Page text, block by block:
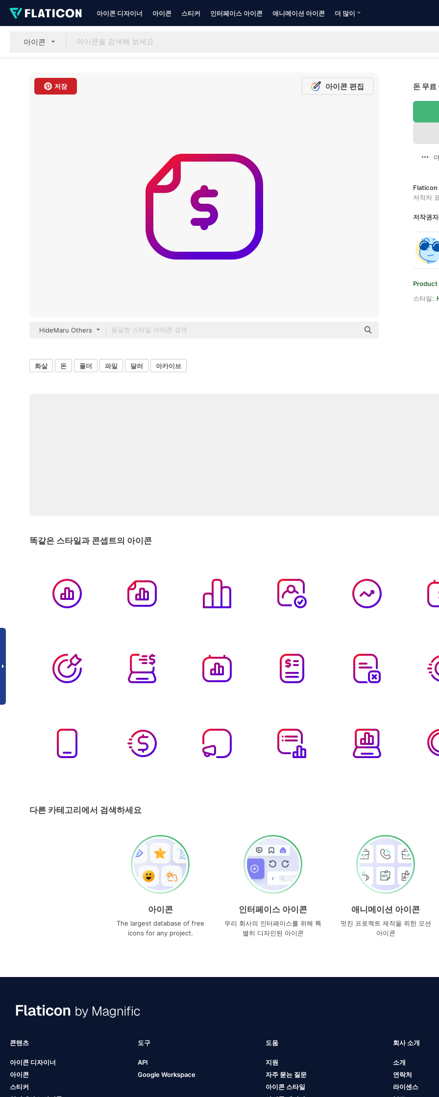
아이콘 디자이너 아이콘 스티커 인터페이스 아이콘 애니메이션 아이콘 더 많이
아이콘
저장 아이콘 편집
HideMaru Others
돈 무료
Flaticon
저작자
저작권
Product
스타일:
화살 돈 폴더 파일 달러 아카이브
똑같은 스타일과 콘셉트의 아이콘
다른 카테고리에서 검색하세요
아이콘
The largest database of free
icons for any project.
인터페이스 아이콘
우리 회사의 인터페이스를 위해 특
별히 디자인된 아이콘
애니메이션 아이콘
멋진 프로젝트 제작을 위한 모션
아이콘
콘텐츠
아이콘 디자이너
아이콘
스티커
도구
API
Google Workspace
도움
지원
자주 묻는 질문
아이콘 스타일
회사 소개
소개
연락처
라이센스